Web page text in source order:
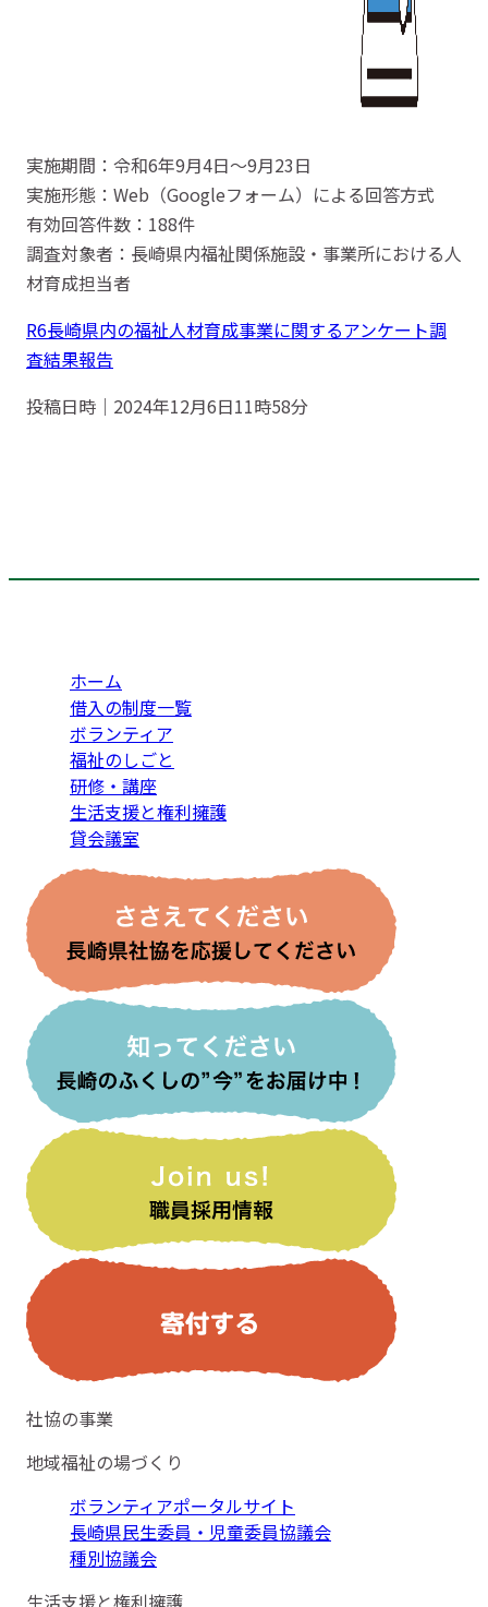
実施期間：令和6年9月4日～9月23日
実施形態：Web（Googleフォーム）による回答方式
有効回答件数：188件
調査対象者：長崎県内福祉関係施設・事業所における人
材育成担当者
R6長崎県内の福祉人材育成事業に関するアンケート調
査結果報告
投稿日時｜2024年12月6日11時58分
ホーム
借入の制度一覧
ボランティア
福祉のしごと
研修・講座
生活支援と権利擁護
貸会議室
社協の事業
地域福祉の場づくり
ボランティアポータルサイト
長崎県民生委員・児童委員協議会
種別協議会
生活支援と権利擁護